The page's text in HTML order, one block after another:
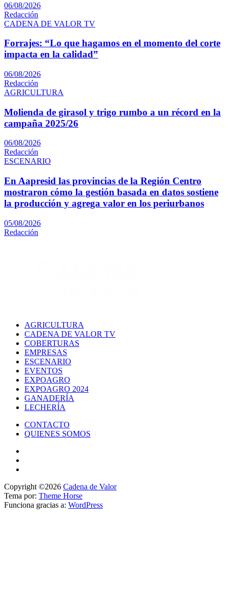
06/08/2026
Redacción
CADENA DE VALOR TV
Forrajes: “Lo que hagamos en el momento del corte
impacta en la calidad”
06/08/2026
Redacción
AGRICULTURA
Molienda de girasol y trigo rumbo a un récord en la
campaña 2025/26
06/08/2026
Redacción
ESCENARIO
En Aapresid las provincias de la Región Centro
mostraron cómo la gestión basada en datos sostiene
la producción y agrega valor en los periurbanos
05/08/2026
Redacción
AGRICULTURA
CADENA DE VALOR TV
COBERTURAS
EMPRESAS
ESCENARIO
EVENTOS
EXPOAGRO
EXPOAGRO 2024
GANADERÍA
LECHERÍA
CONTACTO
QUIENES SOMOS
Copyright ©2026 Cadena de Valor
Tema por: Theme Horse
Funciona gracias a: WordPress